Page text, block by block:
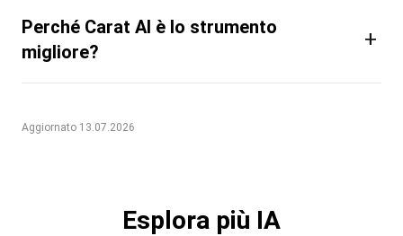
Perché Carat AI è lo strumento
migliore?
+
Aggiornato 13.07.2026
Esplora più IA